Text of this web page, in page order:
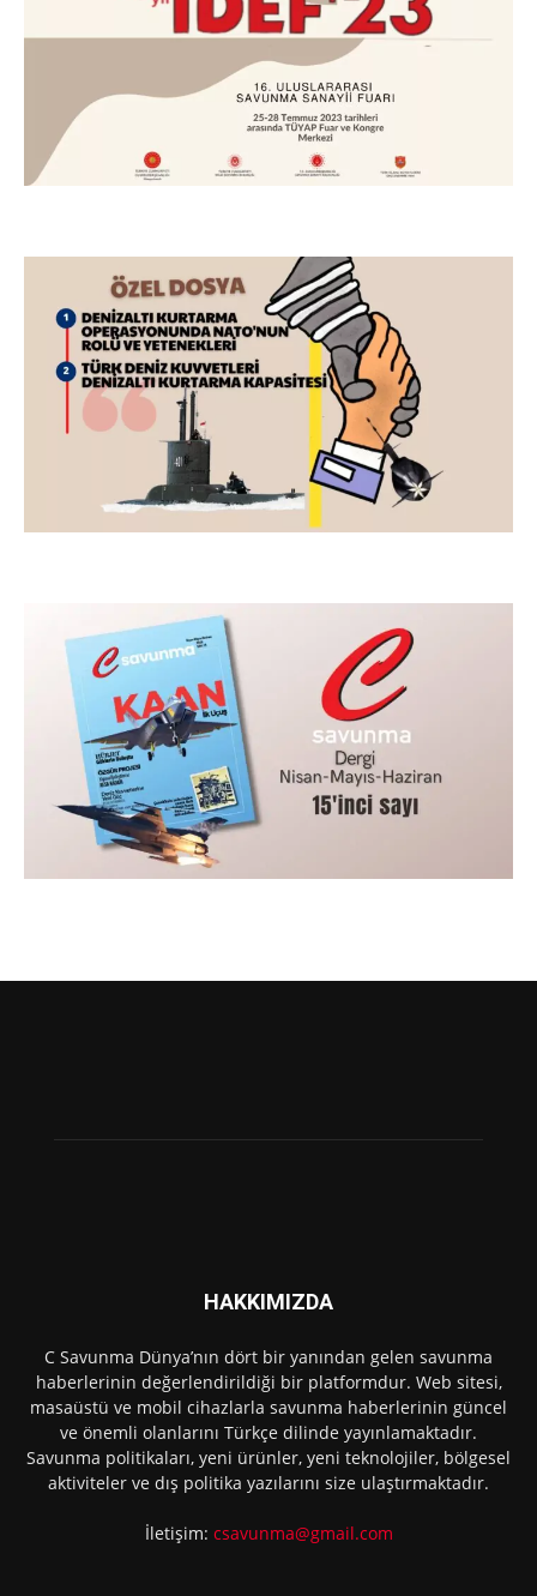
HAKKIMIZDA
C Savunma Dünya’nın dört bir yanından gelen savunma
haberlerinin değerlendirildiği bir platformdur. Web sitesi,
masaüstü ve mobil cihazlarla savunma haberlerinin güncel
ve önemli olanlarını Türkçe dilinde yayınlamaktadır.
Savunma politikaları, yeni ürünler, yeni teknolojiler, bölgesel
aktiviteler ve dış politika yazılarını size ulaştırmaktadır.
İletişim: csavunma@gmail.com